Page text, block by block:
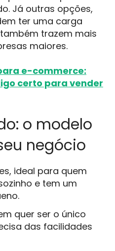
Já outras opções,
ter uma carga
trazem mais
maiores.
e-commerce:
certo para vender
o modelo
negócio
ideal para quem
e tem um
quer ser o único
das facilidades